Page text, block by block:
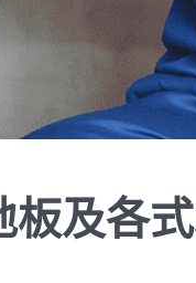
板及各